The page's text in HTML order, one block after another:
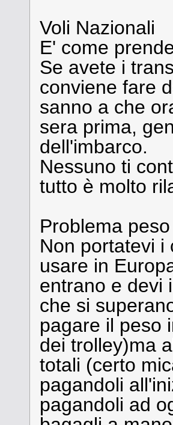
Voli Nazionali
E' come
Se avete i
conviene fare
sanno a che
sera prima,
dell'imbarco.
Nessuno ti
tutto è molto
Problema
Non portatevi i
usare in
entrano e devi
che si
pagare il peso
dei trolley)ma
totali (certo
pagandoli
pagandoli ad